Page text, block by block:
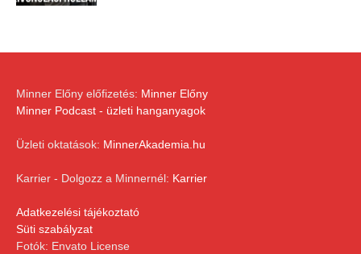
Minner Előny előfizetés: Minner Előny
Minner Podcast - üzleti hanganyagok
Üzleti oktatások: MinnerAkademia.hu
Karrier - Dolgozz a Minnernél: Karrier
Adatkezelési tájékoztató
Süti szabályzat
Fotók: Envato License